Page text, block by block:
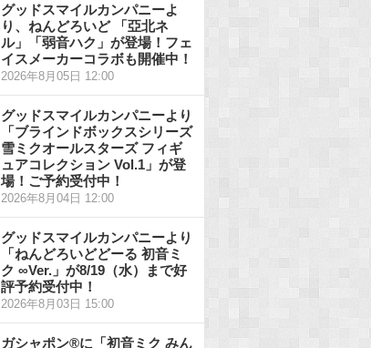
グッドスマイルカンパニーよ
り、ねんどろいど 「亞北ネ
ル」「弱音ハク」が登場！フェ
イスメーカーコラボも開催中！
2026年8月05日 12:00
グッドスマイルカンパニーより
「ブラインドボックスシリーズ
雪ミクオールスターズ フィギ
ュアコレクション Vol.1」が登
場！ご予約受付中！
2026年8月04日 12:00
グッドスマイルカンパニーより
「ねんどろいどどーる 初音ミ
ク ∞Ver.」が8/19（水）まで好
評予約受付中！
2026年8月03日 15:00
ガシャポン®に「初音ミク みん